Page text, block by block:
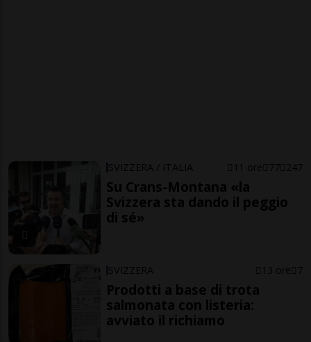
SVIZZERA / ITALIA 11 ore 77 247
Su Crans-Montana «la
Svizzera sta dando il peggio
di sé»
SVIZZERA 13 ore 7
Prodotti a base di trota
salmonata con listeria:
avviato il richiamo